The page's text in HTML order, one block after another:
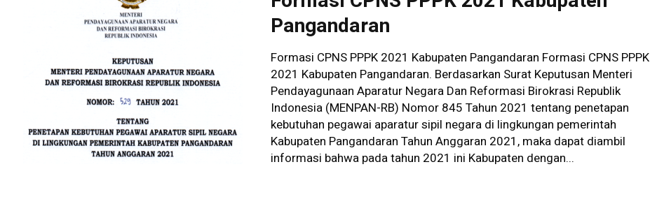
Pangandaran
Formasi CPNS PPPK 2021 Kabupaten Pangandaran Formasi CPNS PPPK
2021 Kabupaten Pangandaran. Berdasarkan Surat Keputusan Menteri
Pendayagunaan Aparatur Negara Dan Reformasi Birokrasi Republik
Indonesia (MENPAN-RB) Nomor 845 Tahun 2021 tentang penetapan
kebutuhan pegawai aparatur sipil negara di lingkungan pemerintah
Kabupaten Pangandaran Tahun Anggaran 2021, maka dapat diambil
informasi bahwa pada tahun 2021 ini Kabupaten dengan...